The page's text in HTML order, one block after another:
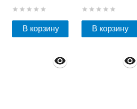
В корзину В корзину